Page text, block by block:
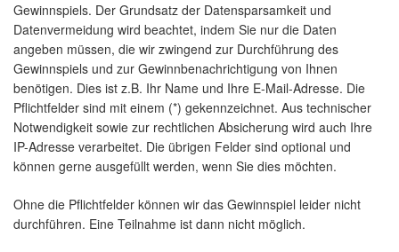
Gewinnspiels. Der Grundsatz der Datensparsamkeit und
Datenvermeidung wird beachtet, indem Sie nur die Daten
angeben müssen, die wir zwingend zur Durchführung des
Gewinnspiels und zur Gewinnbenachrichtigung von Ihnen
benötigen. Dies ist z.B. Ihr Name und Ihre E-Mail-Adresse. Die
Pflichtfelder sind mit einem (*) gekennzeichnet. Aus technischer
Notwendigkeit sowie zur rechtlichen Absicherung wird auch Ihre
IP-Adresse verarbeitet. Die übrigen Felder sind optional und
können gerne ausgefüllt werden, wenn Sie dies möchten.
Ohne die Pflichtfelder können wir das Gewinnspiel leider nicht
durchführen. Eine Teilnahme ist dann nicht möglich.